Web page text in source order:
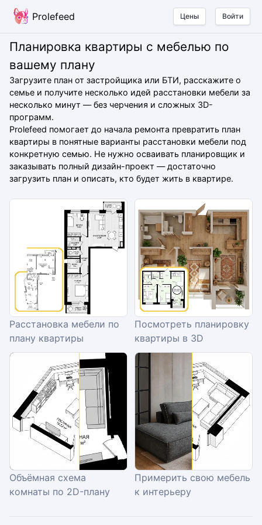
Prolefeed Цены Войти
Планировка квартиры с мебелью по
вашему плану
Загрузите план от застройщика или БТИ, расскажите о
семье и получите несколько идей расстановки мебели за
несколько минут — без черчения и сложных 3D-
программ.
Prolefeed помогает до начала ремонта превратить план
квартиры в понятные варианты расстановки мебели под
конкретную семью. Не нужно осваивать планировщик и
заказывать полный дизайн-проект — достаточно
загрузить план и описать, кто будет жить в квартире.
Расстановка мебели по
плану квартиры
Посмотреть планировку
квартиры в 3D
Объёмная схема
комнаты по 2D-плану
Примерить свою мебель
к интерьеру